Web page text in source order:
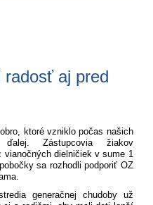
aj pred
ktoré vzniklo počas našich
Zástupcovia žiakov
dielničiek v sume 1
sa rozhodli podporiť OZ
generačnej chudoby už